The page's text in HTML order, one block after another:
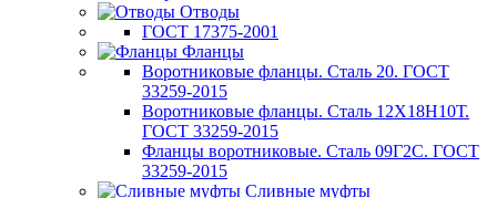
Отводы
ГОСТ 17375-2001
Фланцы
Воротниковые фланцы. Сталь 20. ГОСТ
33259-2015
Воротниковые фланцы. Сталь 12Х18Н10Т.
ГОСТ 33259-2015
Фланцы воротниковые. Сталь 09Г2С. ГОСТ
33259-2015
Сливные муфты